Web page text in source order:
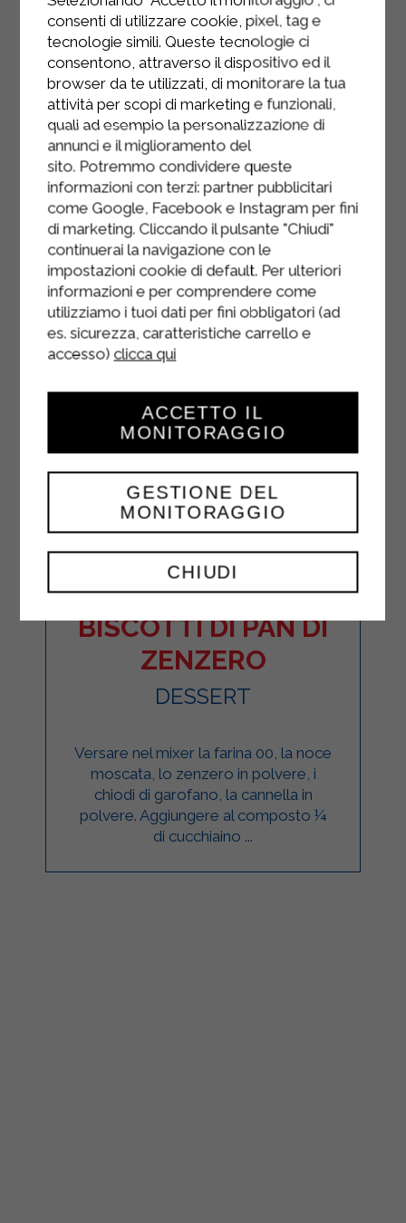
Versa la crema nei bicchieri e
completa con fragole fresche e
crumble croccante.
Lascia riposare in frigorifero prima di
servire.
BISCOTTI DI PAN DI
ZENZERO
DESSERT
Versare nel mixer la farina 00, la noce
moscata, lo zenzero in polvere, i
chiodi di garofano, la cannella in
polvere. Aggiungere al composto ¼
di cucchiaino ...
consenti di utilizzare cookie, pixel, tag e
tecnologie simili. Queste tecnologie ci
consentono, attraverso il dispositivo ed il
browser da te utilizzati, di monitorare la tua
attività per scopi di marketing e funzionali,
quali ad esempio la personalizzazione di
annunci e il miglioramento del
sito. Potremmo condividere queste
informazioni con terzi: partner pubblicitari
come Google, Facebook e Instagram per fini
di marketing. Cliccando il pulsante "Chiudi"
continuerai la navigazione con le
impostazioni cookie di default. Per ulteriori
informazioni e per comprendere come
utilizziamo i tuoi dati per fini obbligatori (ad
es. sicurezza, caratteristiche carrello e
accesso) clicca qui
CHIUDI
GESTIONE DEL
MONITORAGGIO
ACCETTO IL
MONITORAGGIO